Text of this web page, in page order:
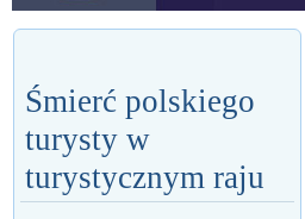
Śmierć polskiego
turysty w
turystycznym raju